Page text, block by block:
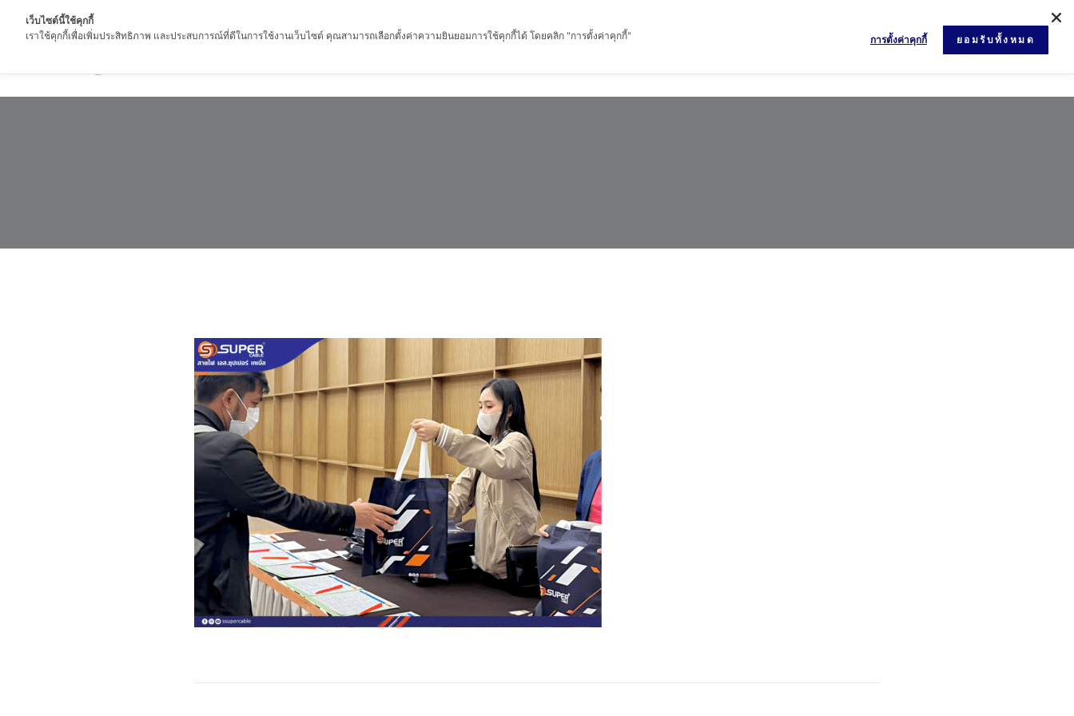
เว็บไซต์นี้ใช้คุกกี้
เราใช้คุกกี้เพื่อเพิ่มประสิทธิภาพ และประสบการณ์ที่ดีในการใช้งานเว็บไซต์ คุณสามารถเลือกตั้งค่าความยินยอมการใช้คุกกี้ได้ โดยคลิก "การตั้งค่าคุกกี้"
ยอมรับทั้งหมด
การตั้งค่าคุกกี้